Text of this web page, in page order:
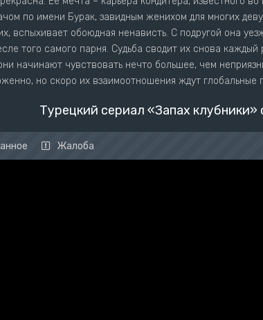
по имени Бурак, завидным женихом для многих
вспыхивает обоюдная ненависть. С подругой она
того самого парня. Судьба сводит их снова каждый
начинают чувствовать нечто большее, чем
но скоро их взаимоотношения ждут глобальные
Турецкий сериал «Запах клубники»
Жалоба